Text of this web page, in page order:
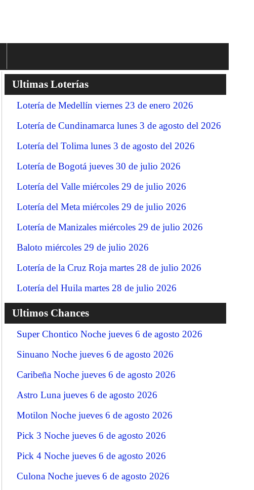
Ultimas Loterías
Lotería de Medellín viernes 23 de enero 2026
Lotería de Cundinamarca lunes 3 de agosto del 2026
Lotería del Tolima lunes 3 de agosto del 2026
Lotería de Bogotá jueves 30 de julio 2026
Lotería del Valle miércoles 29 de julio 2026
Lotería del Meta miércoles 29 de julio 2026
Lotería de Manizales miércoles 29 de julio 2026
Baloto miércoles 29 de julio 2026
Lotería de la Cruz Roja martes 28 de julio 2026
Lotería del Huila martes 28 de julio 2026
Ultimos Chances
Super Chontico Noche jueves 6 de agosto 2026
Sinuano Noche jueves 6 de agosto 2026
Caribeña Noche jueves 6 de agosto 2026
Astro Luna jueves 6 de agosto 2026
Motilon Noche jueves 6 de agosto 2026
Pick 3 Noche jueves 6 de agosto 2026
Pick 4 Noche jueves 6 de agosto 2026
Culona Noche jueves 6 de agosto 2026